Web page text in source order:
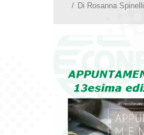
Di Rosanna Spinelli